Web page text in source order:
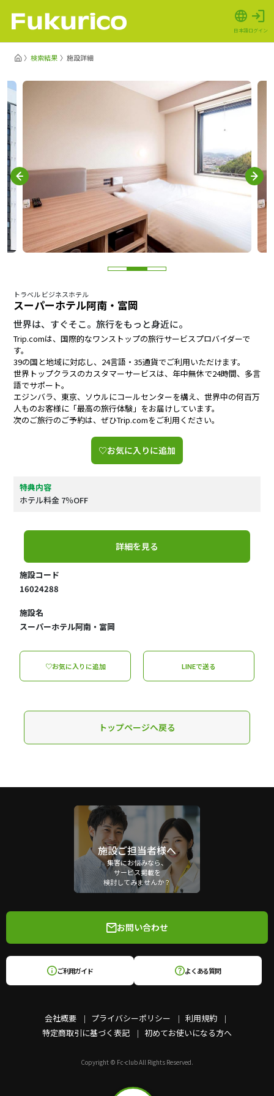
日本語ログイン
検索結果 施設詳細
トラベル ビジネスホテル
スーパーホテル阿南・富岡
世界は、すぐそこ。旅行をもっと身近に。
Trip.comは、国際的なワンストップの旅行サービスプロバイダーで
す。
39の国と地域に対応し、24言語・35通貨でご利用いただけます。
世界トップクラスのカスタマーサービスは、年中無休で24時間、多言
語でサポート。
エジンバラ、東京、ソウルにコールセンターを構え、世界中の何百万
人ものお客様に「最高の旅行体験」をお届けしています。
次のご旅行のご予約は、ぜひTrip.comをご利用ください。
♡お気に入りに追加
特典内容
ホテル料金 7％OFF
詳細を見る
施設コード
16024288
施設名
スーパーホテル阿南・富岡
♡お気に入りに追加 LINEで送る
トップページへ戻る
施設ご担当者様へ
集客にお悩みなら、
サービス掲載を
検討してみませんか？
会社概要 プライバシーポリシー
利用規約
特定商取引に基づく表記
初めてお使いになる方へ
お問い合わせ
ご利用ガイド よくある質問
Copyright © Fc-club All Rights Reserved.